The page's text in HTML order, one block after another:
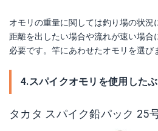
オモリの重量に関しては釣り場の状況
距離を出したい場合や流れが速い場合
必要です。竿にあわせたオモリを選び
4.スパイクオモリを使用した
タカタ スパイク鉛パック 25